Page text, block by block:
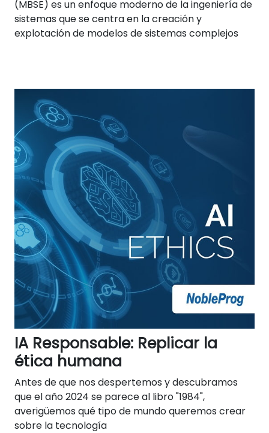
(MBSE) es un enfoque moderno de la ingeniería de
sistemas que se centra en la creación y
explotación de modelos de sistemas complejos
IA Responsable: Replicar la
ética humana
Antes de que nos despertemos y descubramos
que el año 2024 se parece al libro "1984",
averigüemos qué tipo de mundo queremos crear
sobre la tecnología